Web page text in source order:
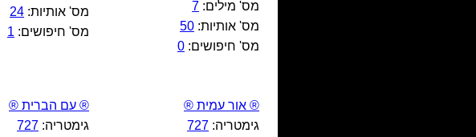
מס' מילים: 7
מס' אותיות: 50
מס' חיפושים: 0
מס' אותיות: 24
מס' חיפושים: 1
® אור עמית ®
גימטריה: 727
® עם הברית ®
גימטריה: 727